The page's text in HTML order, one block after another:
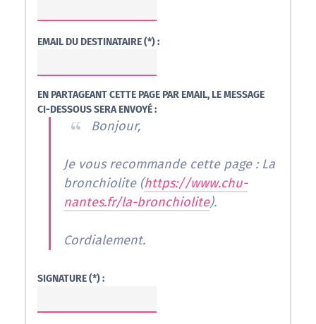
EMAIL DU DESTINATAIRE (*) :
EN PARTAGEANT CETTE PAGE PAR EMAIL, LE MESSAGE
CI-DESSOUS SERA ENVOYÉ :
Bonjour,
Je vous recommande cette page : La
bronchiolite (https://www.chu-
nantes.fr/la-bronchiolite).
Cordialement.
SIGNATURE (*) :